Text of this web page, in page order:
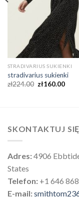
STRADIVARIUS SUKIENKI
stradivarius sukienki
zł224.00 zł160.00
SKONTAKTUJ
Adres:4906
States
Telefon: +1 646
E-mail: